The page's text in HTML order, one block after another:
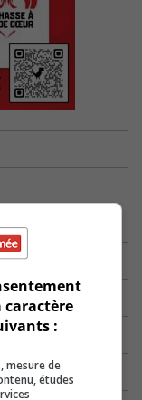
caractère
:
mesure de
études